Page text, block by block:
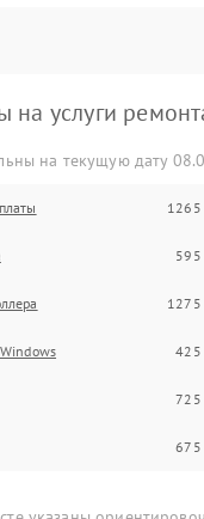
на услуги
на текущую дату
1265
595
1275
425
725
675